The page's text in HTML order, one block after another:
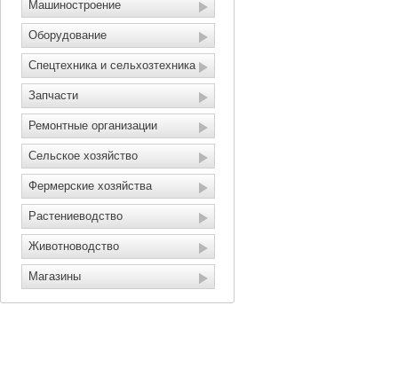
Машиностроение
Оборудование
Спецтехника и сельхозтехника
Запчасти
Ремонтные организации
Сельское хозяйство
Фермерские хозяйства
Растениеводство
Животноводство
Магазины